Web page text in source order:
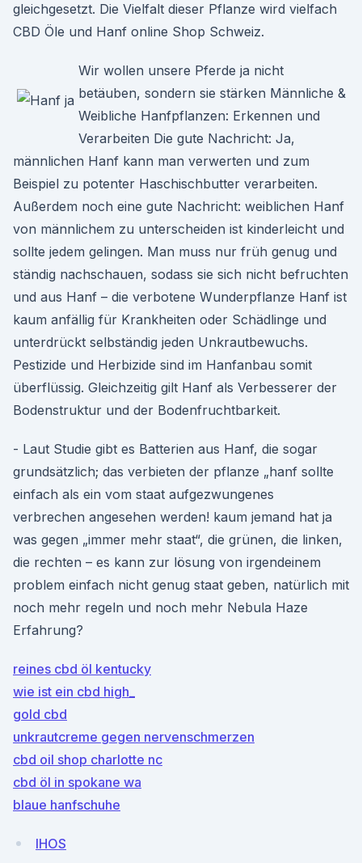
gleichgesetzt. Die Vielfalt dieser Pflanze wird vielfach
CBD Öle und Hanf online Shop Schweiz.
Wir wollen unsere Pferde ja nicht
betäuben, sondern sie stärken Männliche &
Weibliche Hanfpflanzen: Erkennen und
Verarbeiten Die gute Nachricht: Ja,
männlichen Hanf kann man verwerten und zum
Beispiel zu potenter Haschischbutter verarbeiten.
Außerdem noch eine gute Nachricht: weiblichen Hanf
von männlichem zu unterscheiden ist kinderleicht und
sollte jedem gelingen. Man muss nur früh genug und
ständig nachschauen, sodass sie sich nicht befruchten
und aus Hanf – die verbotene Wunderpflanze Hanf ist
kaum anfällig für Krankheiten oder Schädlinge und
unterdrückt selbständig jeden Unkrautbewuchs.
Pestizide und Herbizide sind im Hanfanbau somit
überflüssig. Gleichzeitig gilt Hanf als Verbesserer der
Bodenstruktur und der Bodenfruchtbarkeit.
- Laut Studie gibt es Batterien aus Hanf, die sogar
grundsätzlich; das verbieten der pflanze „hanf sollte
einfach als ein vom staat aufgezwungenes
verbrechen angesehen werden! kaum jemand hat ja
was gegen „immer mehr staat“, die grünen, die linken,
die rechten – es kann zur lösung von irgendeinem
problem einfach nicht genug staat geben, natürlich mit
noch mehr regeln und noch mehr Nebula Haze
Erfahrung?
reines cbd öl kentucky
wie ist ein cbd high_
gold cbd
unkrautcreme gegen nervenschmerzen
cbd oil shop charlotte nc
cbd öl in spokane wa
blaue hanfschuhe
lHOS